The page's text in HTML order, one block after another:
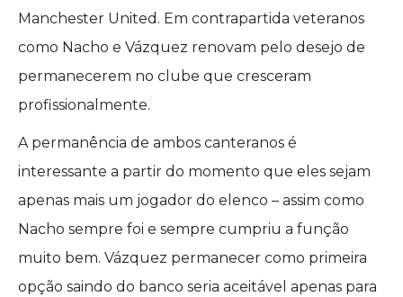
Manchester United. Em contrapartida veteranos
como Nacho e Vázquez renovam pelo desejo de
permanecerem no clube que cresceram
profissionalmente.
A permanência de ambos canteranos é
interessante a partir do momento que eles sejam
apenas mais um jogador do elenco – assim como
Nacho sempre foi e sempre cumpriu a função
muito bem. Vázquez permanecer como primeira
opção saindo do banco seria aceitável apenas para